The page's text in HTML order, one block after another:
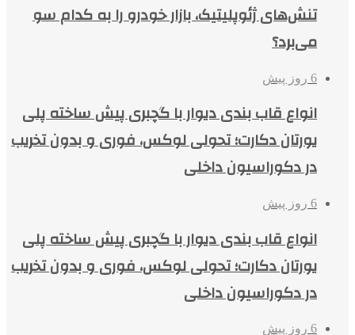
تنش‌های ژئوپلیتیک، بازار خودرو را به کدام سو
می‌برد؟
6 روز پیش
انواع قاب بندی دیوار با گچبری پیش ساخته پلی
یورتان دکارت؛ تحولی لوکس، فوری و بدون تخریب
در دکوراسیون داخلی
6 روز پیش
انواع قاب بندی دیوار با گچبری پیش ساخته پلی
یورتان دکارت؛ تحولی لوکس، فوری و بدون تخریب
در دکوراسیون داخلی
6 روز پیش